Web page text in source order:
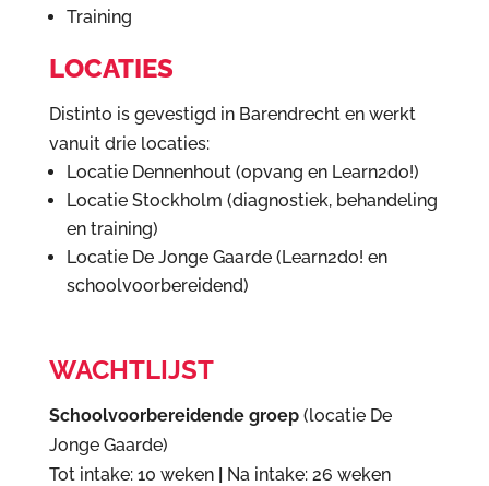
Training
LOCATIES
Distinto is gevestigd in Barendrecht en werkt
vanuit drie locaties:
Locatie Dennenhout (opvang en Learn2do!)
Locatie Stockholm (diagnostiek, behandeling
en training)
Locatie De Jonge Gaarde (Learn2do! en
schoolvoorbereidend)
WACHTLIJST
Schoolvoorbereidende groep (locatie De
Jonge Gaarde)
Tot intake: 10 weken | Na intake: 26 weken